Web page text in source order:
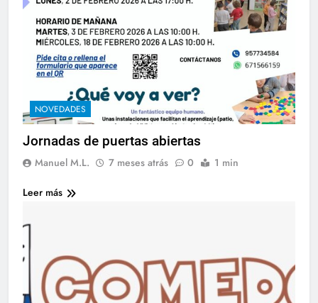
NOVEDADES
Jornadas de puertas abiertas
Manuel M.L. 7 meses atrás 0 1 min
Leer más